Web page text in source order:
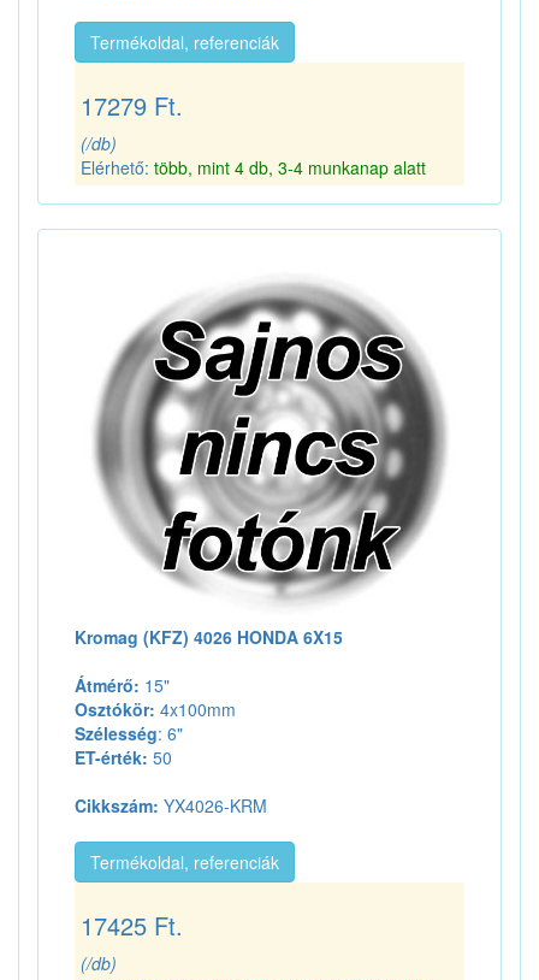
Termékoldal, referenciák
17279 Ft.
(/db)
Elérhető: több, mint 4 db, 3-4 munkanap alatt
Kromag (KFZ) 4026 HONDA 6X15
Átmérő: 15"
Osztókör: 4x100mm
Szélesség: 6"
ET-érték: 50
Cikkszám: YX4026-KRM
Termékoldal, referenciák
17425 Ft.
(/db)